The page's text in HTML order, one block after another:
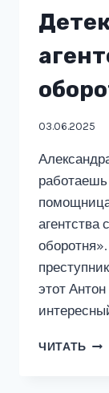
03.06.2025
агентства
этот
ЧИТАТЬ